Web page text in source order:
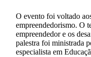
O evento foi voltado
empreendedorismo. O
empreendedor e os
palestra foi ministrada
especialista em